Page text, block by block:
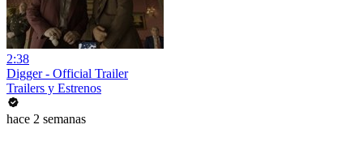
2:38
Digger - Official Trailer
Trailers y Estrenos
hace 2 semanas